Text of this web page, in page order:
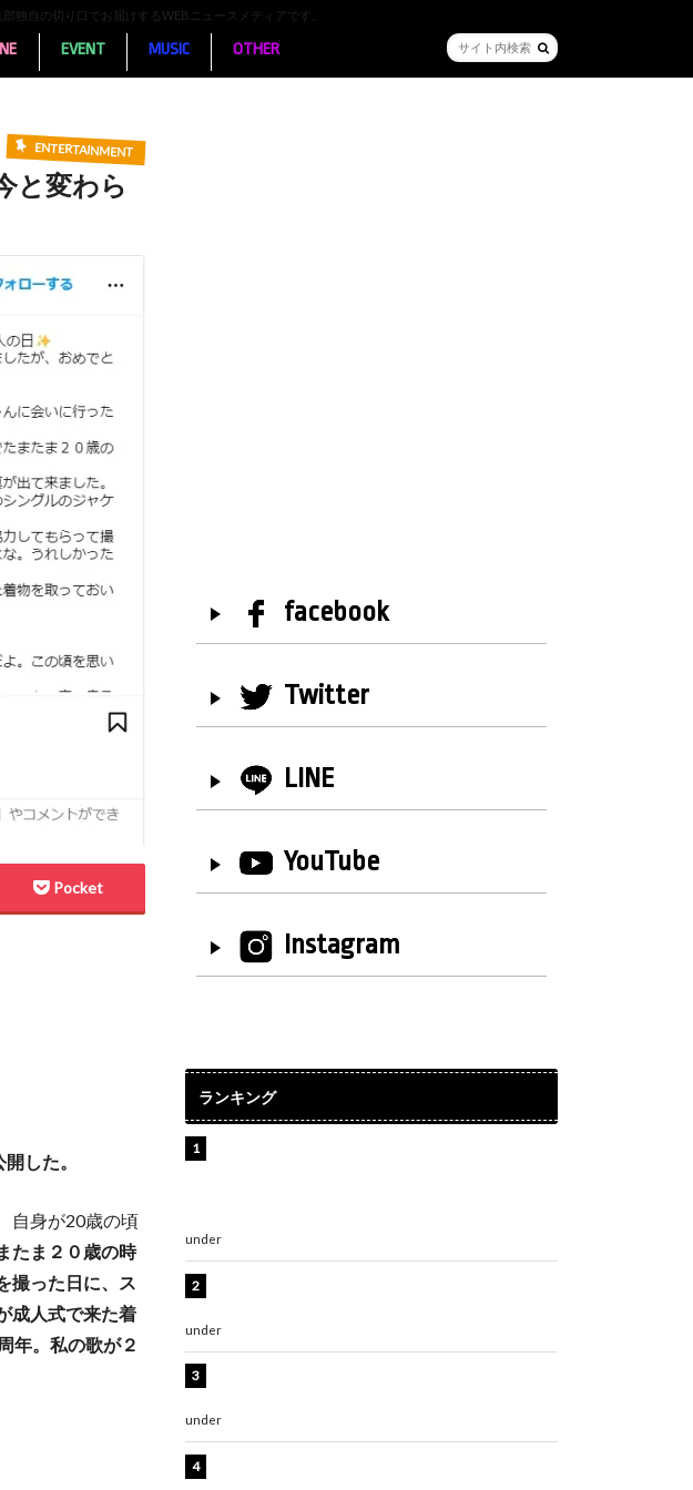
独自の切り口でお届けするWEBニュースメディアです。
EVENT MUSIC OTHER
ENTERTAINMENT
と変わら
Pocket
した。
自身が20歳の頃
たま２０歳の時
撮った日に、ス
成人式で来た着
年。私の歌が２
facebook
Twitter
LINE
YouTube
Instagram
ランキング
under
under
under